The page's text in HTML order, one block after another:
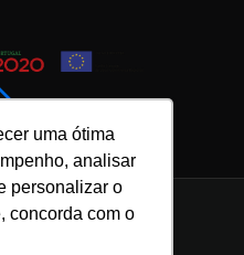
uma ótima
analisar
personalizar o
concorda com o